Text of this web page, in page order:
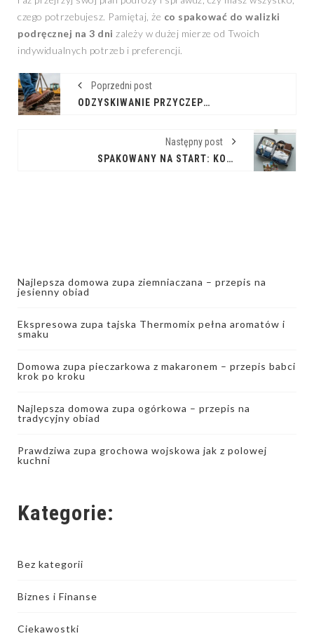
czego potrzebujesz. Pamiętaj, że co spakować do walizki
podręcznej na 3 dni zależy w dużej mierze od Twoich
indywidualnych potrzeb i preferencji.
Poprzedni post
ODZYSKIWANIE PRZYCZEPNOŚCI: BUTY NA TRAKTORZE W AKCJI
Następny post
SPAKOWANY NA START: KOMPLETNY PRZEWODNIK PO PODRÓŻY SAMOLOTEM
Najlepsza domowa zupa ziemniaczana – przepis na
jesienny obiad
Ekspresowa zupa tajska Thermomix pełna aromatów i
smaku
Domowa zupa pieczarkowa z makaronem – przepis babci
krok po kroku
Najlepsza domowa zupa ogórkowa – przepis na
tradycyjny obiad
Prawdziwa zupa grochowa wojskowa jak z polowej
kuchni
Kategorie:
Bez kategorii
Biznes i Finanse
Ciekawostki